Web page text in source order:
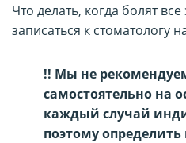
Что делать, когда болят
записаться к стоматологу
!! Мы не
самостоятельно на
каждый случай
поэтому